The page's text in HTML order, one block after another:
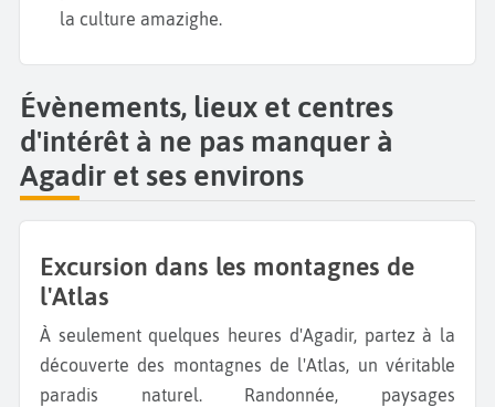
la culture amazighe.
Évènements, lieux et centres
d'intérêt à ne pas manquer à
Agadir et ses environs
Excursion dans les montagnes de
l'Atlas
À seulement quelques heures d'Agadir, partez à la
découverte des montagnes de l'Atlas, un véritable
paradis naturel. Randonnée, paysages